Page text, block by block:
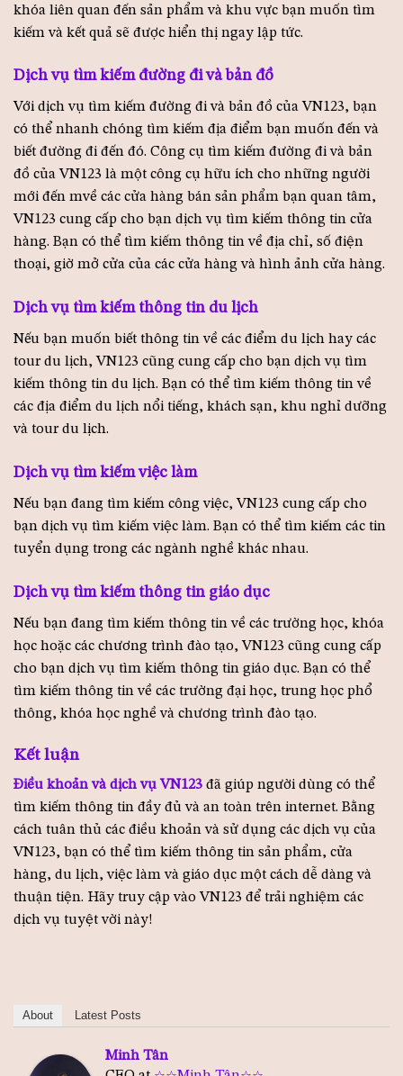
khóa liên quan đến sản phẩm và khu vực bạn muốn tìm
kiếm và kết quả sẽ được hiển thị ngay lập tức.
Dịch vụ tìm kiếm đường đi và bản đồ
Với dịch vụ tìm kiếm đường đi và bản đồ của VN123, bạn
có thể nhanh chóng tìm kiếm địa điểm bạn muốn đến và
biết đường đi đến đó. Công cụ tìm kiếm đường đi và bản
đồ của VN123 là một công cụ hữu ích cho những người
mới đến mvề các cửa hàng bán sản phẩm bạn quan tâm,
VN123 cung cấp cho bạn dịch vụ tìm kiếm thông tin cửa
hàng. Bạn có thể tìm kiếm thông tin về địa chỉ, số điện
thoại, giờ mở cửa của các cửa hàng và hình ảnh cửa hàng.
Dịch vụ tìm kiếm thông tin du lịch
Nếu bạn muốn biết thông tin về các điểm du lịch hay các
tour du lịch, VN123 cũng cung cấp cho bạn dịch vụ tìm
kiếm thông tin du lịch. Bạn có thể tìm kiếm thông tin về
các địa điểm du lịch nổi tiếng, khách sạn, khu nghỉ dưỡng
và tour du lịch.
Dịch vụ tìm kiếm việc làm
Nếu bạn đang tìm kiếm công việc, VN123 cung cấp cho
bạn dịch vụ tìm kiếm việc làm. Bạn có thể tìm kiếm các tin
tuyển dụng trong các ngành nghề khác nhau.
Dịch vụ tìm kiếm thông tin giáo dục
Nếu bạn đang tìm kiếm thông tin về các trường học, khóa
học hoặc các chương trình đào tạo, VN123 cũng cung cấp
cho bạn dịch vụ tìm kiếm thông tin giáo dục. Bạn có thể
tìm kiếm thông tin về các trường đại học, trung học phổ
thông, khóa học nghề và chương trình đào tạo.
Kết luận
Điều khoản và dịch vụ VN123 đã giúp người dùng có thể
tìm kiếm thông tin đầy đủ và an toàn trên internet. Bằng
cách tuân thủ các điều khoản và sử dụng các dịch vụ của
VN123, bạn có thể tìm kiếm thông tin sản phẩm, cửa
hàng, du lịch, việc làm và giáo dục một cách dễ dàng và
thuận tiện. Hãy truy cập vào VN123 để trải nghiệm các
dịch vụ tuyệt vời này!
About Latest Posts
Minh Tân